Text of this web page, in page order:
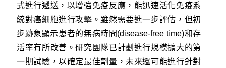
式進行遞送，以增強免疫反應，能迅速活化免疫系
統對癌細胞進行攻擊。雖然需要進一步評估，但初
步跡象顯示患者的無病時間(disease-free time)和存
活率有所改善。研究團隊已計劃進行規模擴大的第
一期試驗，以確定最佳劑量，未來還可能進行針對